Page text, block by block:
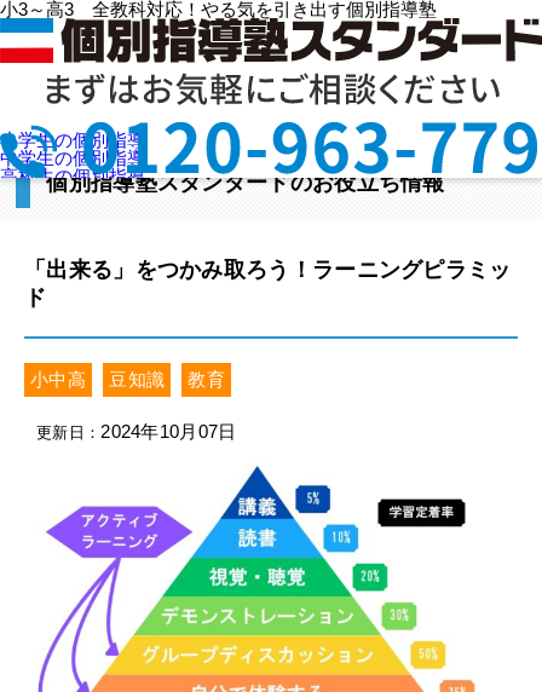
小3～高3 全教科対応！やる気を引き出す個別指導塾
資料請求
メニュー
小学生の個別指導
中学生の個別指導
高校生の個別指導
選ばれる理由
授業料を知りたい
お電話からのお問い合わせ
受付時間 ：［月～土］9:00～22:30
HOME
投稿一覧ページ> 学年カテゴリ> 小中高>
「出来る」をつかみ取ろう！ラーニングピラミッド
個別指導塾スタンダードのお役立ち情報
「出来る」をつかみ取ろう！ラーニングピラミッ
ド
小中高 豆知識 教育
更新日：2024年10月07日